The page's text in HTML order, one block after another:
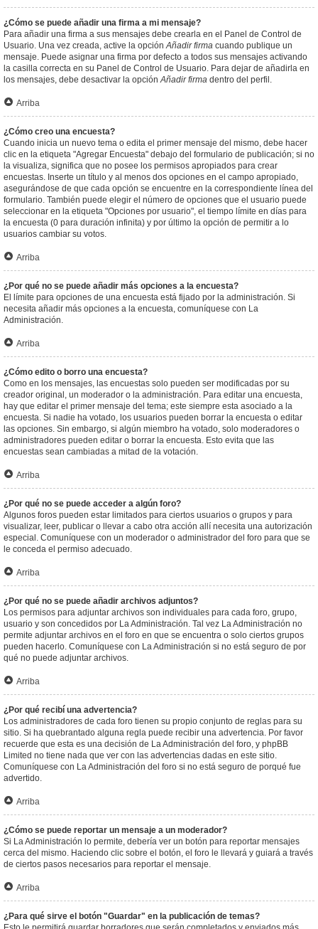
¿Cómo se puede añadir una firma a mi mensaje?
Para añadir una firma a sus mensajes debe crearla en el Panel de Control de
Usuario. Una vez creada, active la opciónAñadir firma cuando publique un
mensaje. Puede asignar una firma por defecto a todos sus mensajes activando
la casilla correcta en su Panel de Control de Usuario. Para dejar de añadirla en
los mensajes, debe desactivar la opciónAñadir firma dentro del perfil.
Arriba
¿Cómo creo una encuesta?
Cuando inicia un nuevo tema o edita el primer mensaje del mismo, debe hacer
clic en la etiqueta "Agregar Encuesta" debajo del formulario de publicación; si no
la visualiza, significa que no posee los permisos apropiados para crear
encuestas. Inserte un título y al menos dos opciones en el campo apropiado,
asegurándose de que cada opción se encuentre en la correspondiente línea del
formulario. También puede elegir el número de opciones que el usuario puede
seleccionar en la etiqueta "Opciones por usuario", el tiempo límite en días para
la encuesta (0 para duración infinita) y por último la opción de permitir a lo
usuarios cambiar su votos.
Arriba
¿Por qué no se puede añadir más opciones a la encuesta?
El límite para opciones de una encuesta está fijado por la administración. Si
necesita añadir más opciones a la encuesta, comuníquese con La
Administración.
Arriba
¿Cómo edito o borro una encuesta?
Como en los mensajes, las encuestas solo pueden ser modificadas por su
creador original, un moderador o la administración. Para editar una encuesta,
hay que editar el primer mensaje del tema; este siempre esta asociado a la
encuesta. Si nadie ha votado, los usuarios pueden borrar la encuesta o editar
las opciones. Sin embargo, si algún miembro ha votado, solo moderadores o
administradores pueden editar o borrar la encuesta. Esto evita que las
encuestas sean cambiadas a mitad de la votación.
Arriba
¿Por qué no se puede acceder a algún foro?
Algunos foros pueden estar limitados para ciertos usuarios o grupos y para
visualizar, leer, publicar o llevar a cabo otra acción allí necesita una autorización
especial. Comuníquese con un moderador o administrador del foro para que se
le conceda el permiso adecuado.
Arriba
¿Por qué no se puede añadir archivos adjuntos?
Los permisos para adjuntar archivos son individuales para cada foro, grupo,
usuario y son concedidos por La Administración. Tal vez La Administración no
permite adjuntar archivos en el foro en que se encuentra o solo ciertos grupos
pueden hacerlo. Comuníquese con La Administración si no está seguro de por
qué no puede adjuntar archivos.
Arriba
¿Por qué recibí una advertencia?
Los administradores de cada foro tienen su propio conjunto de reglas para su
sitio. Si ha quebrantado alguna regla puede recibir una advertencia. Por favor
recuerde que esta es una decisión de La Administración del foro, y phpBB
Limited no tiene nada que ver con las advertencias dadas en este sitio.
Comuníquese con La Administración del foro si no está seguro de porqué fue
advertido.
Arriba
¿Cómo se puede reportar un mensaje a un moderador?
Si La Administración lo permite, debería ver un botón para reportar mensajes
cerca del mismo. Haciendo clic sobre el botón, el foro le llevará y guiará a través
de ciertos pasos necesarios para reportar el mensaje.
Arriba
¿Para qué sirve el botón "Guardar" en la publicación de temas?